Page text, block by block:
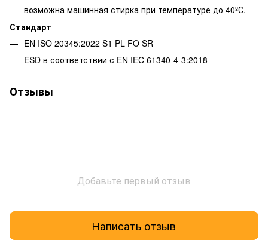
возможна машинная стирка при температуре до 40ºС.
Стандарт
EN ISO 20345:2022 S1 PL FO SR
ESD в соответствии с EN IEC 61340-4-3:2018
Отзывы
Добавьте первый отзыв
Написать отзыв